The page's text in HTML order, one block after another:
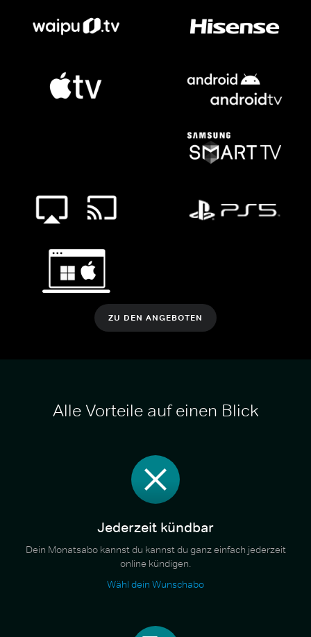
ZU DEN ANGEBOTEN
Alle Vorteile auf einen Blick
Jederzeit kündbar
Dein Monatsabo kannst du kannst du ganz einfach jederzeit
online kündigen.
Wähl dein Wunschabo